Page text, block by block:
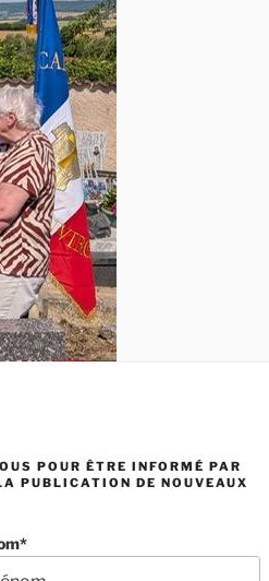
POUR ÊTRE INFORMÉ PAR
PUBLICATION DE NOUVEAUX